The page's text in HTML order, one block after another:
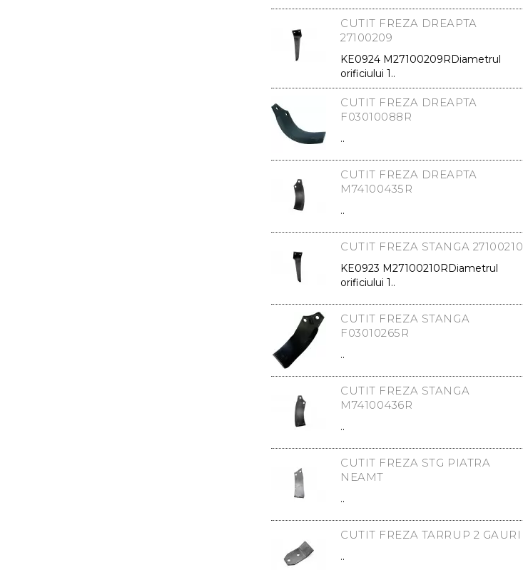
CUTIT FREZA DREAPTA
27100209
KE0924 M27100209RDiametrul
orificiului 1..
CUTIT FREZA DREAPTA
F03010088R
..
CUTIT FREZA DREAPTA
M74100435R
..
CUTIT FREZA STANGA 27100210
KE0923 M27100210RDiametrul
orificiului 1..
CUTIT FREZA STANGA
F03010265R
..
CUTIT FREZA STANGA
M74100436R
..
CUTIT FREZA STG PIATRA
NEAMT
..
CUTIT FREZA TARRUP 2 GAURI
..